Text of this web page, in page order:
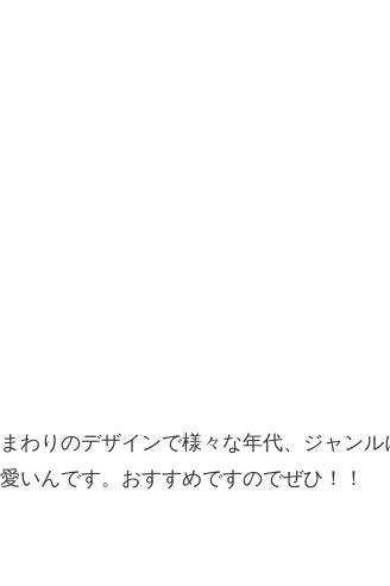
わりのデザインで様々な年代、ジャンル
いんです。おすすめですのでぜひ！！